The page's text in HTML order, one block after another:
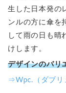
生した日本発の
ンルの方に傘を
して雨の日も晴
けします。
デザインのバリ
⇒Wpc.（ダブリ